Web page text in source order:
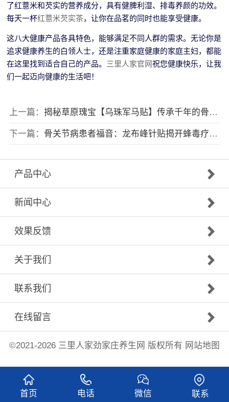
了红薏米和芡实的营养成分，具有健脾利湿、排毒养颜的功效。
每天一杯红薏米芡实茶，让你在品茗的同时也能享受健康。
这八大健康产品各具特色，能够满足不同人群的需求。无论你是
追求健康养生的白领人士，还是注重家庭健康的家庭主妇，都能
在这里找到适合自己的产品。 三里人家官网祝您健康快乐，让我
们一起迈向健康的生活吧！
上一篇： 揭秘草原瑰宝【乌珠军马贴】传承千年的骨病克星
下一篇： 骨关节病患者福音：龙布峰针贴揭开蜂毒疗法的千年藏医密码
产品中心
新闻中心
效果反馈
关于我们
联系我们
在线留言
©2021-2026 三里人家劲家庄养生网 版权所有 网站地图
首页 电话 微信 联系